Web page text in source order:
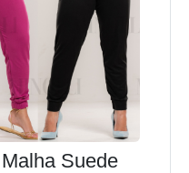
Suede